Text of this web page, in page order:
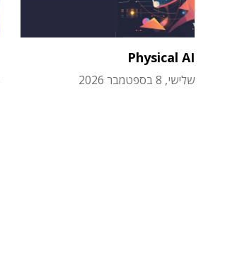
Physical AI
שלישי, 8 בספטמבר 2026